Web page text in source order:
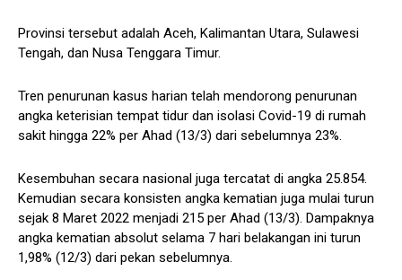
Provinsi tersebut adalah Aceh, Kalimantan Utara, Sulawesi
Tengah, dan Nusa Tenggara Timur.
Tren penurunan kasus harian telah mendorong penurunan
angka keterisian tempat tidur dan isolasi Covid-19 di rumah
sakit hingga 22% per Ahad (13/3) dari sebelumnya 23%.
Kesembuhan secara nasional juga tercatat di angka 25.854.
Kemudian secara konsisten angka kematian juga mulai turun
sejak 8 Maret 2022 menjadi 215 per Ahad (13/3). Dampaknya
angka kematian absolut selama 7 hari belakangan ini turun
1,98% (12/3) dari pekan sebelumnya.